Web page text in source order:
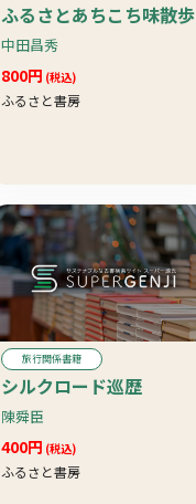
ふるさとあちこち味散歩
中田昌秀
800円 (税込)
ふるさと書房
旅行関係書籍
シルクロード巡歴
陳舜臣
400円 (税込)
ふるさと書房